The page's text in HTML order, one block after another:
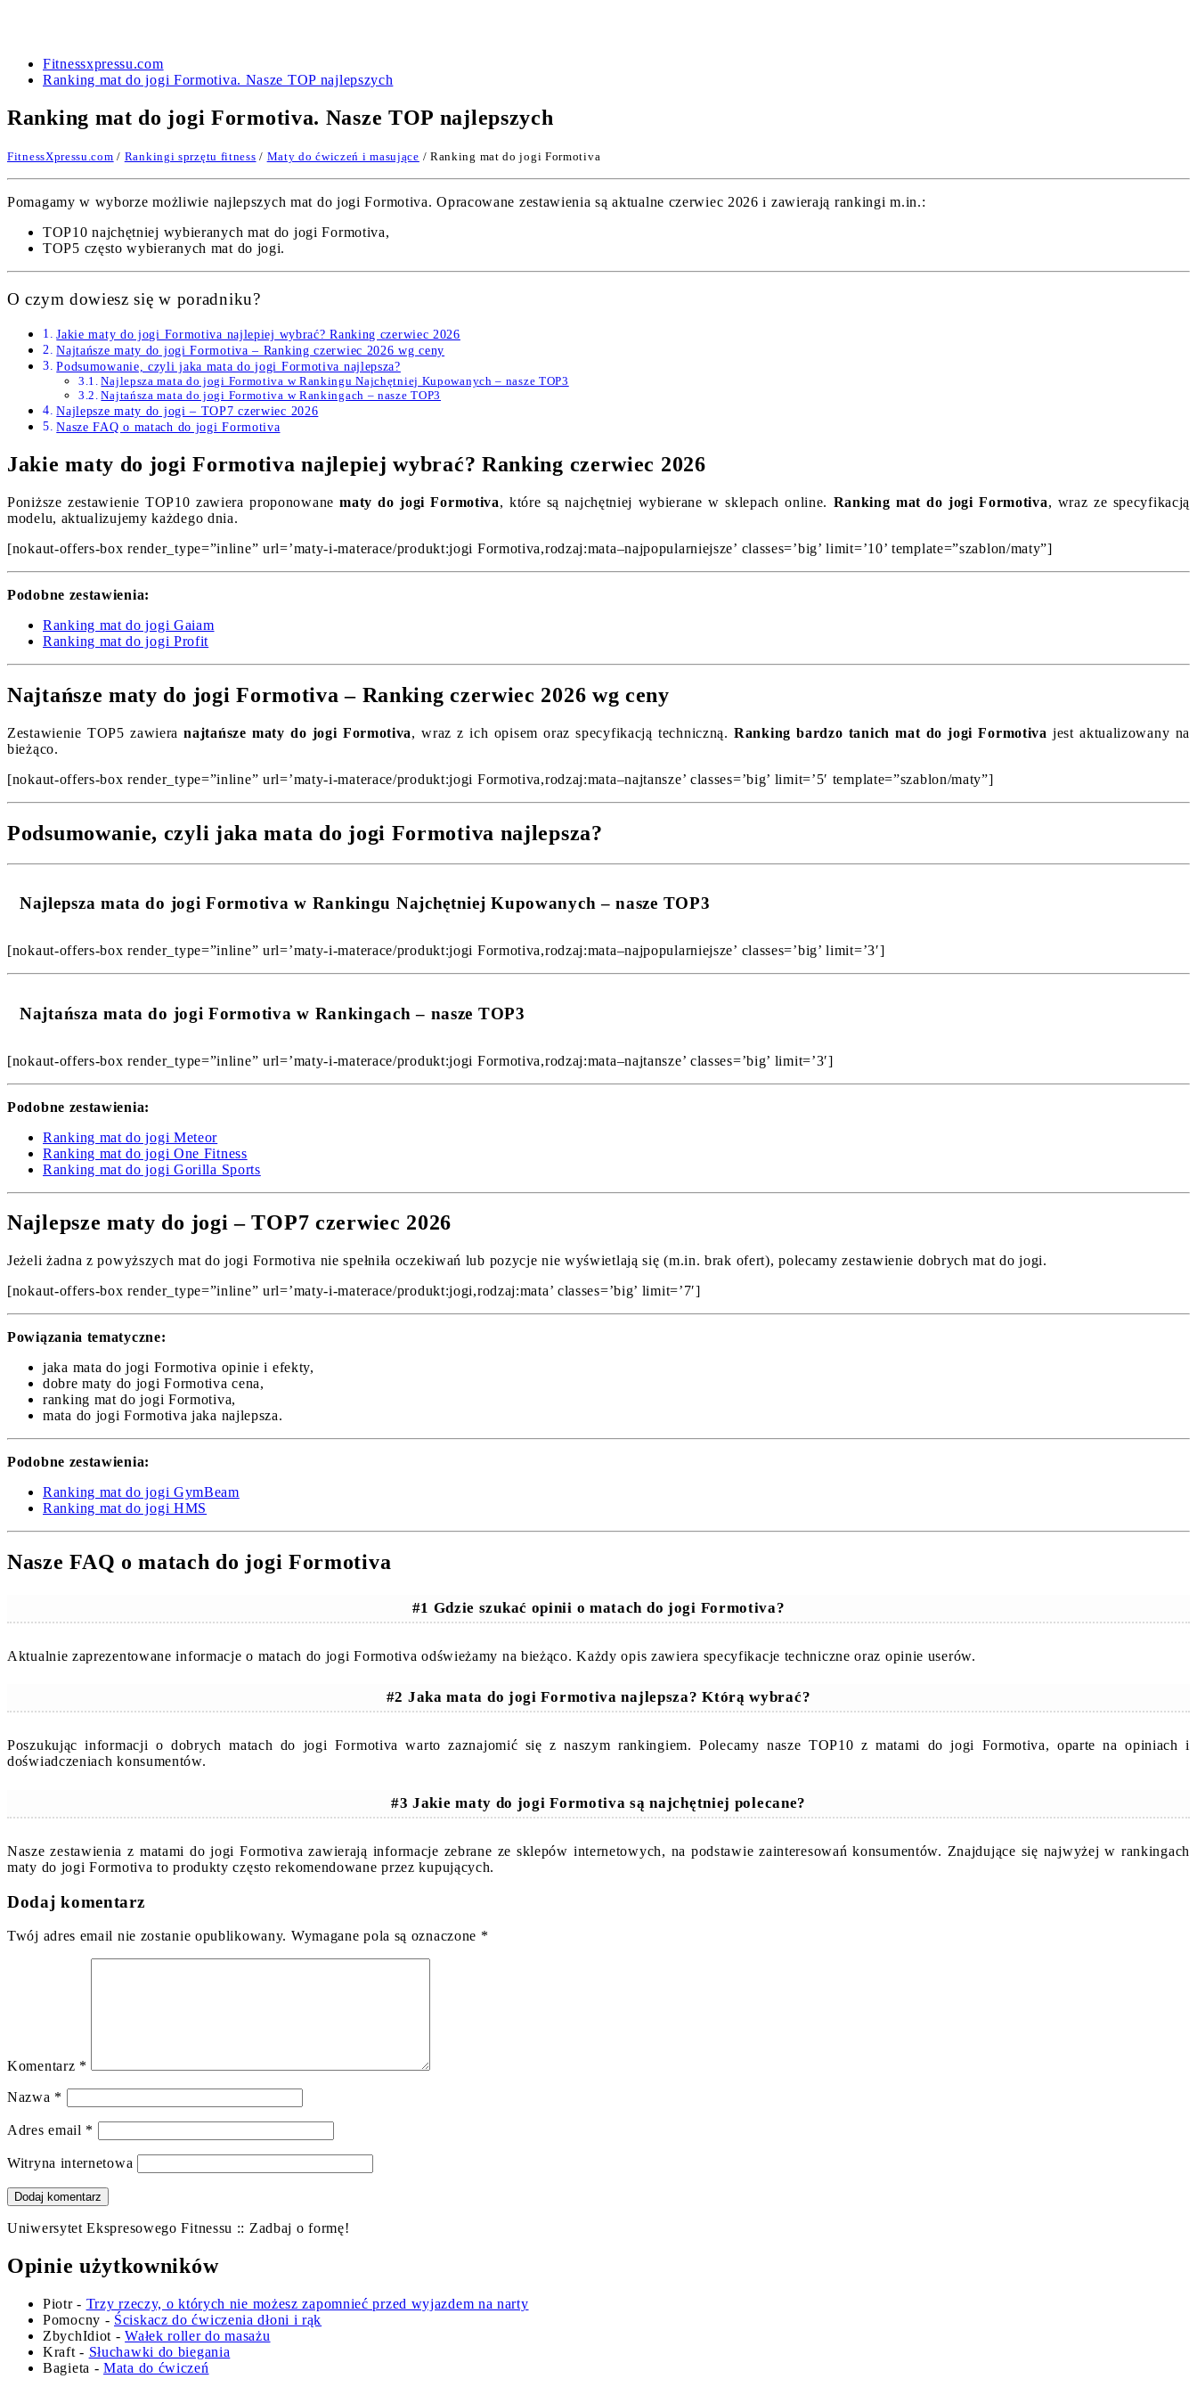
Fitnessxpressu.com
Ranking mat do jogi Formotiva. Nasze TOP najlepszych
Ranking mat do jogi Formotiva. Nasze TOP najlepszych
FitnessXpressu.com / Rankingi sprzętu fitness / Maty do ćwiczeń i masujące / Ranking mat do jogi Formotiva
Pomagamy w wyborze możliwie najlepszych mat do jogi Formotiva. Opracowane zestawienia są aktualne czerwiec 2026 i zawierają rankingi m.in.:
TOP10 najchętniej wybieranych mat do jogi Formotiva,
TOP5 często wybieranych mat do jogi.
O czym dowiesz się w poradniku?
Jakie maty do jogi Formotiva najlepiej wybrać? Ranking czerwiec 2026
Najtańsze maty do jogi Formotiva – Ranking czerwiec 2026 wg ceny
Podsumowanie, czyli jaka mata do jogi Formotiva najlepsza?
Najlepsza mata do jogi Formotiva w Rankingu Najchętniej Kupowanych – nasze TOP3
Najtańsza mata do jogi Formotiva w Rankingach – nasze TOP3
Najlepsze maty do jogi – TOP7 czerwiec 2026
Nasze FAQ o matach do jogi Formotiva
Jakie maty do jogi Formotiva najlepiej wybrać? Ranking czerwiec 2026
Poniższe zestawienie TOP10 zawiera proponowanematy do jogi Formotiva, które są najchętniej wybierane w sklepach online. Ranking mat do jogi Formotiva, wraz ze specyfikacją
modelu, aktualizujemy każdego dnia.
[nokaut-offers-box render_type=”inline” url=’maty-i-materace/produkt:jogi Formotiva,rodzaj:mata–najpopularniejsze’ classes=’big’ limit=’10’ template=”szablon/maty”]
Podobne zestawienia:
Ranking mat do jogi Gaiam
Ranking mat do jogi Profit
Najtańsze maty do jogi Formotiva – Ranking czerwiec 2026 wg ceny
Zestawienie TOP5 zawieranajtańsze maty do jogi Formotiva, wraz z ich opisem oraz specyfikacją techniczną.Ranking bardzo tanich mat do jogi Formotiva jest aktualizowany na
bieżąco.
[nokaut-offers-box render_type=”inline” url=’maty-i-materace/produkt:jogi Formotiva,rodzaj:mata–najtansze’ classes=’big’ limit=’5′ template=”szablon/maty”]
Podsumowanie, czyli jaka mata do jogi Formotiva najlepsza?
Najlepsza mata do jogi Formotiva w Rankingu Najchętniej Kupowanych – nasze TOP3
[nokaut-offers-box render_type=”inline” url=’maty-i-materace/produkt:jogi Formotiva,rodzaj:mata–najpopularniejsze’ classes=’big’ limit=’3′]
Najtańsza mata do jogi Formotiva w Rankingach – nasze TOP3
[nokaut-offers-box render_type=”inline” url=’maty-i-materace/produkt:jogi Formotiva,rodzaj:mata–najtansze’ classes=’big’ limit=’3′]
Podobne zestawienia:
Ranking mat do jogi Meteor
Ranking mat do jogi One Fitness
Ranking mat do jogi Gorilla Sports
Najlepsze maty do jogi – TOP7 czerwiec 2026
Jeżeli żadna z powyższych mat do jogi Formotiva nie spełniła oczekiwań lub pozycje nie wyświetlają się (m.in. brak ofert), polecamy zestawienie dobrych mat do jogi.
[nokaut-offers-box render_type=”inline” url=’maty-i-materace/produkt:jogi,rodzaj:mata’ classes=’big’ limit=’7′]
Powiązania tematyczne:
jaka mata do jogi Formotiva opinie i efekty,
dobre maty do jogi Formotiva cena,
ranking mat do jogi Formotiva,
mata do jogi Formotiva jaka najlepsza.
Podobne zestawienia:
Ranking mat do jogi GymBeam
Ranking mat do jogi HMS
Nasze FAQ o matach do jogi Formotiva
#1 Gdzie szukać opinii o matach do jogi Formotiva?
Aktualnie zaprezentowane informacje o matach do jogi Formotiva odświeżamy na bieżąco. Każdy opis zawiera specyfikacje techniczne oraz opinie userów.
#2 Jaka mata do jogi Formotiva najlepsza? Którą wybrać?
Poszukując informacji o dobrych matach do jogi Formotiva warto zaznajomić się z naszym rankingiem. Polecamy nasze TOP10 z matami do jogi Formotiva, oparte na opiniach i
doświadczeniach konsumentów.
#3 Jakie maty do jogi Formotiva są najchętniej polecane?
Nasze zestawienia z matami do jogi Formotiva zawierają informacje zebrane ze sklepów internetowych, na podstawie zainteresowań konsumentów. Znajdujące się najwyżej w rankingach
maty do jogi Formotiva to produkty często rekomendowane przez kupujących.
Dodaj komentarz
Twój adres email nie zostanie opublikowany. Wymagane pola są oznaczone *
Komentarz *
Nazwa *
Adres email *
Witryna internetowa
Uniwersytet Ekspresowego Fitnessu :: Zadbaj o formę!
Opinie użytkowników
Piotr- Trzy rzeczy, o których nie możesz zapomnieć przed wyjazdem na narty
Pomocny - Ściskacz do ćwiczenia dłoni i rąk
ZbychIdiot -Wałek roller do masażu
Kraft - Słuchawki do biegania
Bagieta -Mata do ćwiczeń